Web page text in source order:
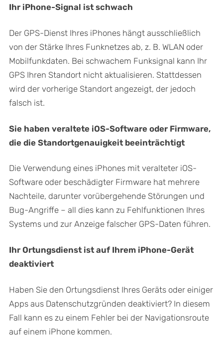
Ihr iPhone-Signal ist schwach
Der GPS-Dienst Ihres iPhones hängt ausschließlich
von der Stärke Ihres Funknetzes ab, z. B. WLAN oder
Mobilfunkdaten. Bei schwachem Funksignal kann Ihr
GPS Ihren Standort nicht aktualisieren. Stattdessen
wird der vorherige Standort angezeigt, der jedoch
falsch ist.
Sie haben veraltete iOS-Software oder Firmware,
die die Standortgenauigkeit beeinträchtigt
Die Verwendung eines iPhones mit veralteter iOS-
Software oder beschädigter Firmware hat mehrere
Nachteile, darunter vorübergehende Störungen und
Bug-Angriffe – all dies kann zu Fehlfunktionen Ihres
Systems und zur Anzeige falscher GPS-Daten führen.
Ihr Ortungsdienst ist auf Ihrem iPhone-Gerät
deaktiviert
Haben Sie den Ortungsdienst Ihres Geräts oder einiger
Apps aus Datenschutzgründen deaktiviert? In diesem
Fall kann es zu einem Fehler bei der Navigationsroute
auf einem iPhone kommen.